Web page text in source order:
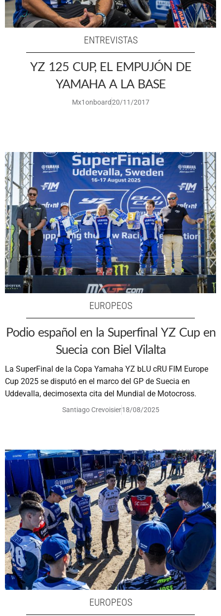
ENTREVISTAS
YZ 125 CUP, EL EMPUJÓN DE
YAMAHA A LA BASE
Mx1onboard20/11/2017
EUROPEOS
Podio español en la Superfinal YZ Cup en
Suecia con Biel Vilalta
La SuperFinal de la Copa Yamaha YZ bLU cRU FIM Europe
Cup 2025 se disputó en el marco del GP de Suecia en
Uddevalla, decimosexta cita del Mundial de Motocross.
Santiago Crevoisier18/08/2025
EUROPEOS